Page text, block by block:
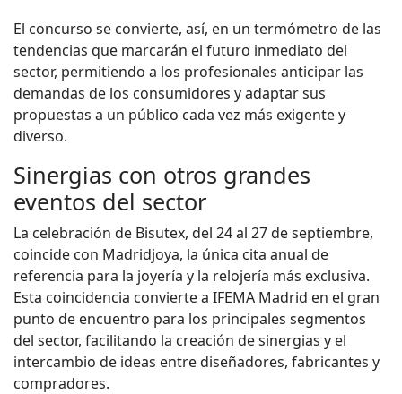
El concurso se convierte, así, en un termómetro de las
tendencias que marcarán el futuro inmediato del
sector, permitiendo a los profesionales anticipar las
demandas de los consumidores y adaptar sus
propuestas a un público cada vez más exigente y
diverso.
Sinergias con otros grandes
eventos del sector
La celebración de Bisutex, del 24 al 27 de septiembre,
coincide con Madridjoya, la única cita anual de
referencia para la joyería y la relojería más exclusiva.
Esta coincidencia convierte a IFEMA Madrid en el gran
punto de encuentro para los principales segmentos
del sector, facilitando la creación de sinergias y el
intercambio de ideas entre diseñadores, fabricantes y
compradores.